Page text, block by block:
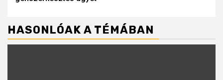
HASONLÓAK A TÉMÁBAN